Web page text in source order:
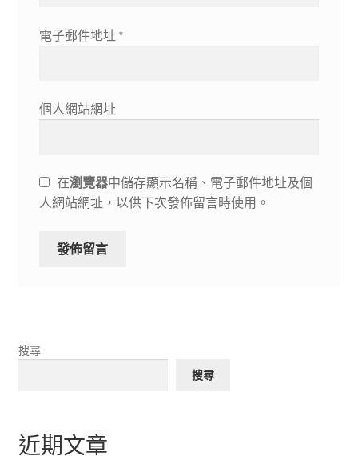
電子郵件地址 *
個人網站網址
在瀏覽器中儲存顯示名稱、電子郵件地址及個
人網站網址，以供下次發佈留言時使用。
搜尋
搜尋
近期文章